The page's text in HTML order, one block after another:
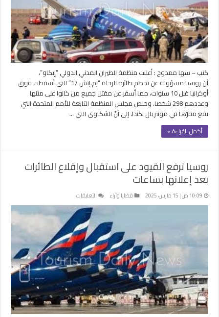
تحطم
طائرة
رحلة
إم.إتش
17
فوق
أوكرانيا
مغلقة
كتب – سها ممدوح : أعلنت منظمة الطيران المدني الدولي “إيكاو”،
أن روسيا مسؤولة عن تحطم طائرة الرحلة “إم.إتش 17” التي أسقطت فوق
أوكرانيا قبل 10 سنوات، مما أسفر عن مقتل جميع من كانوا على متنها
وعددهم 298 شخصا. وخلص مجلس المنظمة التابعة للأمم المتحدة التي
يقع مقرّها في مونتريال بكندا، إلى أنّ الشكاوى التي …
أكمل القراءة »
روسيا ترفع القيود على استقبال وإقلاع الطائرات
بعد إعلانها بساعات
10:09 ص | 15 مارس، 2025 قضايا وآراء التعليقات
روسيا
ترفع
القيود
على
استقبال
وإقلاع
الطائرات
بعد
إعلانها
بساعات
مغلقة